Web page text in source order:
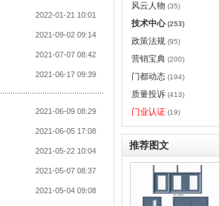
2022-01-21 10:01
2021-09-02 09:14
2021-07-07 08:42
2021-06-17 09:39
2021-06-09 08:29
2021-06-05 17:08
2021-05-22 10:04
2021-05-07 08:37
2021-05-04 09:08
风云人物 (35)
技术中心 (253)
政策法规 (95)
营销宝典 (200)
门都动态 (194)
质量投诉 (413)
门业认证 (19)
推荐图文